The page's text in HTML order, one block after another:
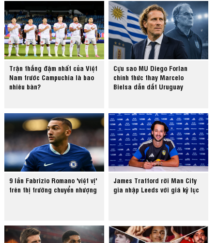
Trận thắng đậm nhất của Việt
Nam trước Campuchia là bao
nhiêu bàn?
Cựu sao MU Diego Forlan
chính thức thay Marcelo
Bielsa dẫn dắt Uruguay
9 lần Fabrizio Romano 'việt vị'
trên thị trường chuyển nhượng
James Trafford rời Man City
gia nhập Leeds với giá kỷ lục